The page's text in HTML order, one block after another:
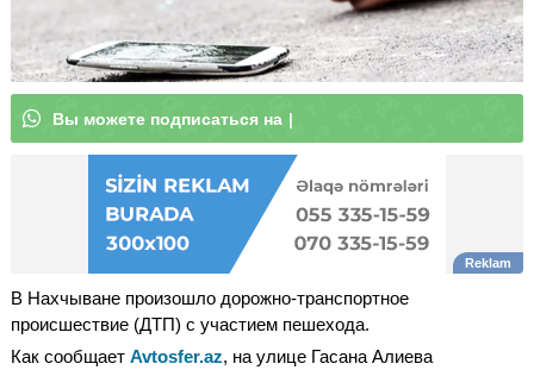
Вы мож|
В Нахчыване произошло дорожно-транспортное
происшествие (ДТП) с участием пешехода.
Как сообщает Avtosfer.az, на улице Гасана Алиева